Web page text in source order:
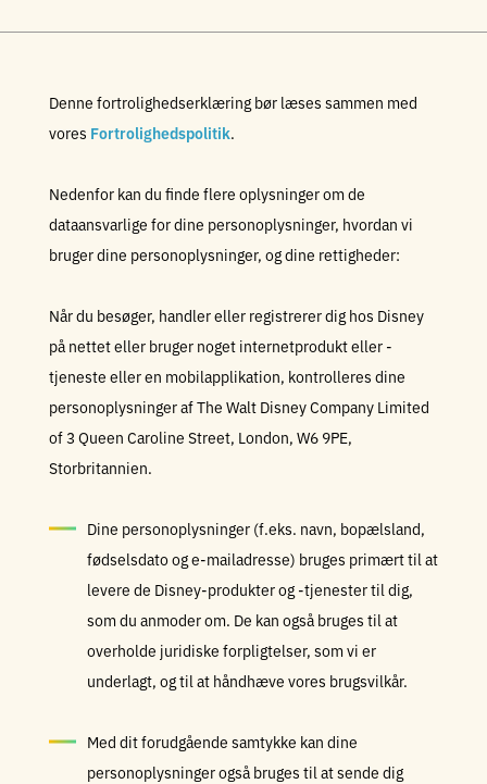
Denne fortrolighedserklæring bør læses sammen med
vores Fortrolighedspolitik.
Nedenfor kan du finde flere oplysninger om de
dataansvarlige for dine personoplysninger, hvordan vi
bruger dine personoplysninger, og dine rettigheder:
Når du besøger, handler eller registrerer dig hos Disney
på nettet eller bruger noget internetprodukt eller -
tjeneste eller en mobilapplikation, kontrolleres dine
personoplysninger af The Walt Disney Company Limited
of 3 Queen Caroline Street, London, W6 9PE,
Storbritannien.
Dine personoplysninger (f.eks. navn, bopælsland,
fødselsdato og e-mailadresse) bruges primært til at
levere de Disney-produkter og -tjenester til dig,
som du anmoder om. De kan også bruges til at
overholde juridiske forpligtelser, som vi er
underlagt, og til at håndhæve vores brugsvilkår.
Med dit forudgående samtykke kan dine
personoplysninger også bruges til at sende dig